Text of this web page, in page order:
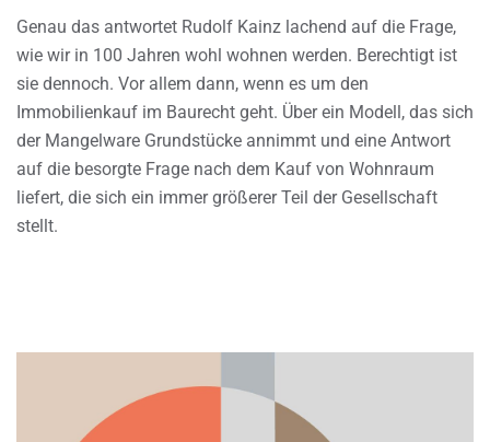
Genau das antwortet Rudolf Kainz lachend auf die Frage,
wie wir in 100 Jahren wohl wohnen werden. Berechtigt ist
sie dennoch. Vor allem dann, wenn es um den
Immobilienkauf im Baurecht geht. Über ein Modell, das sich
der Mangelware Grundstücke annimmt und eine Antwort
auf die besorgte Frage nach dem Kauf von Wohnraum
liefert, die sich ein immer größerer Teil der Gesellschaft
stellt.